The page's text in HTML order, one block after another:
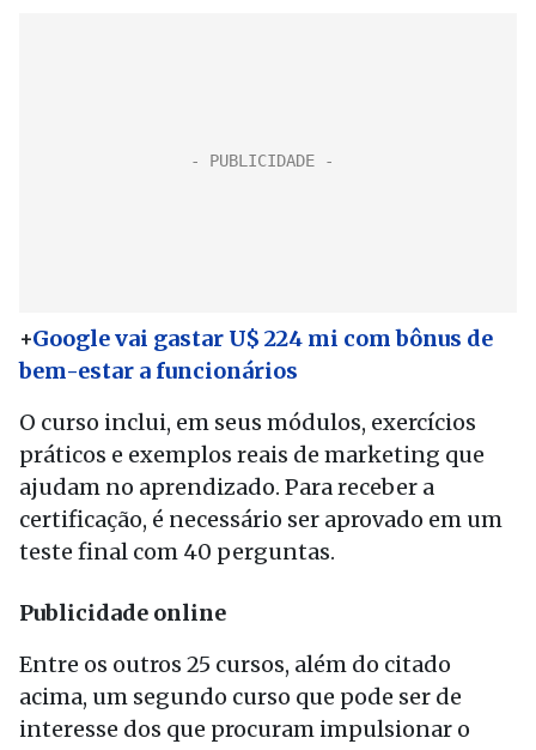
+Google vai gastar U$ 224 mi com bônus de
bem-estar a funcionários
O curso inclui, em seus módulos, exercícios
práticos e exemplos reais de marketing que
ajudam no aprendizado. Para receber a
certificação, é necessário ser aprovado em um
teste final com 40 perguntas.
Publicidade online
Entre os outros 25 cursos, além do citado
acima, um segundo curso que pode ser de
interesse dos que procuram impulsionar o